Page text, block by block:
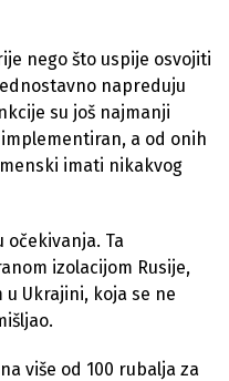
nego što uspije osvojiti
napreduju
su još najmanji
a od onih
imati nikakvog
očekivanja. Ta
izolacijom Rusije,
Ukrajini, koja se ne
više od 100 rubalja za